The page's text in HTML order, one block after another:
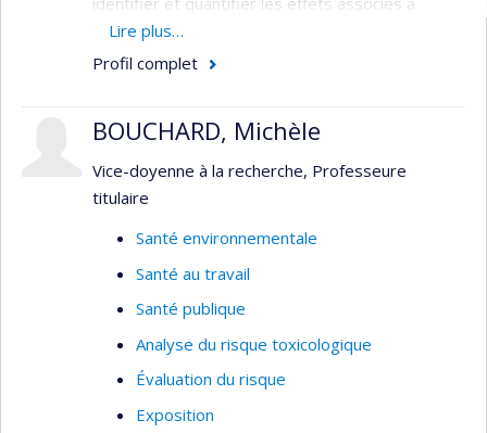
l’exposition aux substances toxiques sur la santé
des populations. Au moyen d’études
la santé, notamment, le système nerveux et les
systèmes endocriniens. Mes travaux ont aidé à la
compréhension des effets de plusieurs polluants,
Lire plus…
Profil complet
BOUCHARD, Michèle
Vice-doyenne à la recherche, Professeure
titulaire
Santé environnementale
Santé au travail
Santé publique
Analyse du risque toxicologique
Évaluation du risque
Exposition